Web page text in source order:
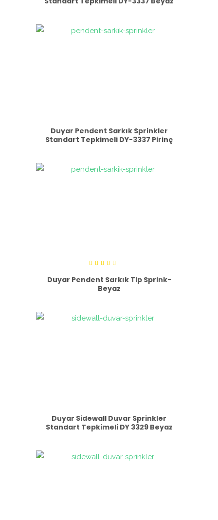
Duyar Pendent Sarkık Sprinkler
Standart Tepkimeli DY-3337 Pirinç
üzerinden
5.00
oy aldı
Duyar Pendent Sarkık Tip Sprink-
Beyaz
Duyar Sidewall Duvar Sprinkler
Standart Tepkimeli DY 3329 Beyaz